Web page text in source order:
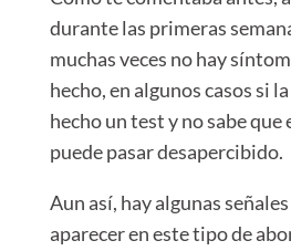
durante las primeras
muchas veces no hay
hecho, en algunos casos si
hecho un test y no sabe que
puede pasar desapercibido.
Aun así, hay algunas
aparecer en este tipo de